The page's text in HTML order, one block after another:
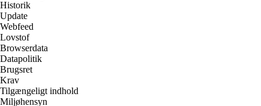
Historik
Update
Webfeed
Lovstof
Browserdata
Datapolitik
Brugsret
Krav
Tilgængeligt indhold
Miljøhensyn